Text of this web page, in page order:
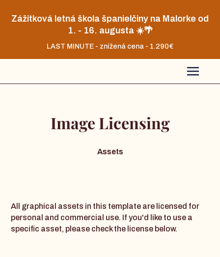
Zážitková letná škola španielčiny na Malorke od
1. - 16. augusta ☀️🌴
LAST MINUTE - znížená cena - 1.290€
Image Licensing
Assets
All graphical assets in this template are licensed for
personal and commercial use. If you'd like to use a
specific asset, please check the license below.